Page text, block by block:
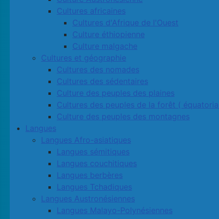
Cultures africaines
Cultures d'Afrique de l'Ouest
Culture éthiopienne
Culture malgache
Cultures et géographie
Cultures des nomades
Cultures des sédentaires
Culture des peuples des plaines
Cultures des peuples de la forêt (
Culture des peuples des montagnes
Langues
Langues Afro-asiatiques
Langues sémitiques
Langues couchitiques
Langues berbères
Langues Tchadiques
Langues Austronésiennes
Langues Malayo-Polynésiennes